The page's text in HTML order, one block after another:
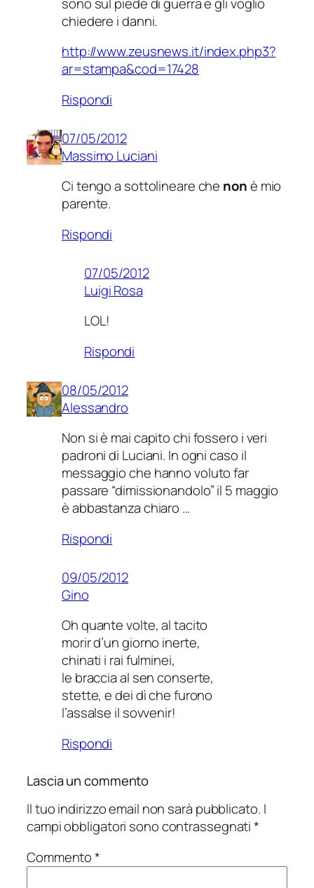
chiedere i danni.
http://www.zeusnews.it/index.php3?
ar=stampa&cod=17428
Rispondi
07/05/2012
Massimo Luciani
Ci tengo a sottolineare che nonè mio
parente.
Rispondi
07/05/2012
Luigi Rosa
LOL!
Rispondi
08/05/2012
Alessandro
Non si è mai capito chi fossero i veri
padroni di Luciani. In ogni caso il
messaggio che hanno voluto far
passare “dimissionandolo” il 5 maggio
è abbastanza chiaro …
Rispondi
09/05/2012
Gino
Oh quante volte, al tacito
morir d’un giorno inerte,
chinati i rai fulminei,
le braccia al sen conserte,
stette, e dei dì che furono
l’assalse il sovvenir!
Rispondi
Lascia un commento
Il tuo indirizzo email non sarà pubblicato. I
campi obbligatori sono contrassegnati*
Commento*